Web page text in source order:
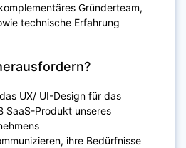
Gründerteam,
technische Erfahrung
UX/ UI-Design für das
SaaS-Produkt unseres
ihre Bedürfnisse